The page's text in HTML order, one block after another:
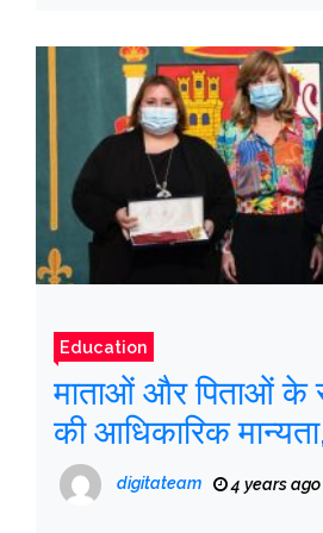
Education
माताओं और पिताओं के
की आधिकारिक
जिसकी सराहना और
जाना चाहिए
digitateam 4 years ago